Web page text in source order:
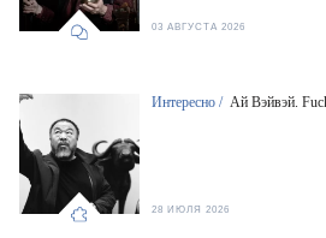
03 АВГУСТА 2026
Интересно / Ай Вэйвэй.
28 ИЮЛЯ 2026